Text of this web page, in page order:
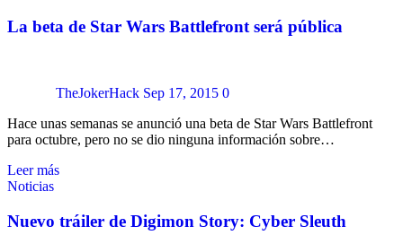
La beta de Star Wars Battlefront será pública
TheJokerHack Sep 17, 2015 0
Hace unas semanas se anunció una beta de Star Wars Battlefront
para octubre, pero no se dio ninguna información sobre…
Leer más
Noticias
Nuevo tráiler de Digimon Story: Cyber Sleuth